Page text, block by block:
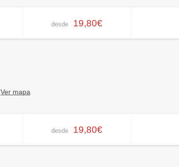
desde 19,80€
Ver mapa
desde 19,80€